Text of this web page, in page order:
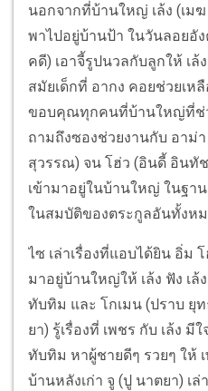
นอกจากที่บ้านใหญ่ เล้ง (เม
พาไปอยู่บ้านป้า ในวันลอยอั
คดี) เอาจี้รูปนวลกับลูกให้ เล้
สมัยเด็กที่ อากง คอยช่วยเห
ขอบคุณทุกคนที่บ้านใหญ่ที่ช่
ถามถึงซองช่วยงานกับ อาม่
สุวรรณ) จน โฮ่ว (อินดี้ อินทั
เข้ามาอยู่ในบ้านใหญ่ ในฐา
ในสมบัติของตระกูลอันทั้งห
ไซ เล่าเรื่องที่แอบได้ยิน อิ่ม
มาอยู่บ้านใหญ่ให้ เล้ง ฟัง เ
ทับทิม และ โกเมน (ปราบ ยุ
ยา) รู้เรื่องที่ เพชร กับ เล้ง
ทับทิม หาผู้ชายดีๆ รวยๆ ให้
บ้านหลังเก่า จู (ปู นาตยา) เ